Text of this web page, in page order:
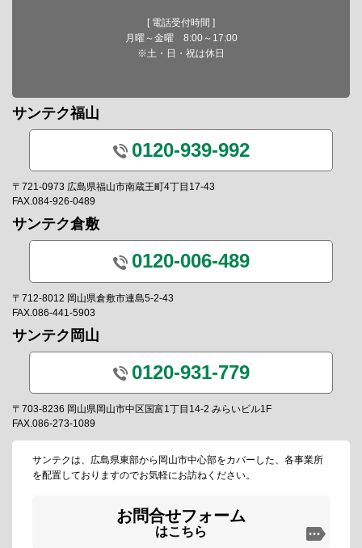
[ 電話受付時間 ]
月曜～金曜 8:00～17:00
※土・日・祝は休日
サンテク福山
0120-939-992
〒721-0973 広島県福山市南蔵王町4丁目17-43
FAX.084-926-0489
サンテク倉敷
0120-006-489
〒712-8012 岡山県倉敷市連島5-2-43
FAX.086-441-5903
サンテク岡山
0120-931-779
〒703-8236 岡山県岡山市中区国富1丁目14-2 みらいビル1F
FAX.086-273-1089
サンテクは、広島県東部から岡山市中心部をカバーした、各事業所
を配置しておりますのでお気軽にお訪ねください。
お問合せフォーム
はこちら